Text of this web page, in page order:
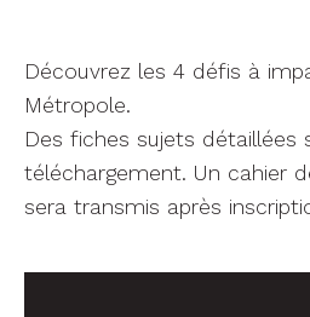
Découvrez les 4 défis à
Métropole.
Des fiches sujets détaillées
téléchargement. Un cahier
sera transmis après